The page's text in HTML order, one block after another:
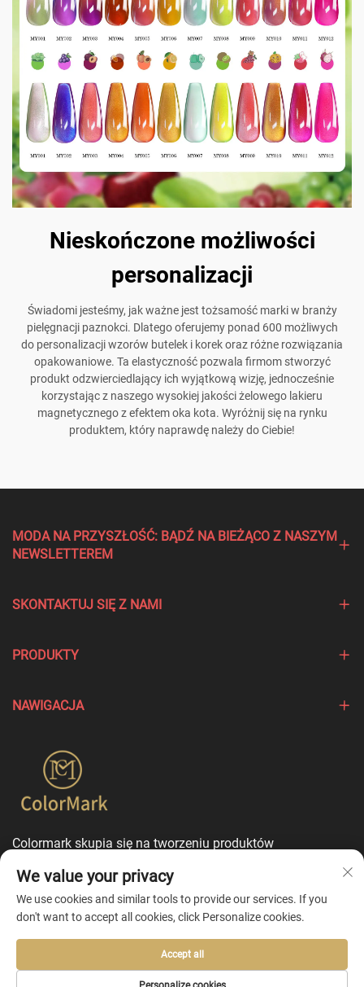
Nieskończone możliwości
personalizacji
Świadomi jesteśmy, jak ważne jest tożsamość marki w branży
pielęgnacji paznokci. Dlatego oferujemy ponad 600 możliwych
do personalizacji wzorów butelek i korek oraz różne rozwiązania
opakowaniowe. Ta elastyczność pozwala firmom stworzyć
produkt odzwierciedlający ich wyjątkową wizję, jednocześnie
korzystając z naszego wysokiej jakości żelowego lakieru
magnetycznego z efektem oka kota. Wyróżnij się na rynku
produktem, który naprawdę należy do Ciebie!
MODA NA PRZYSZŁOŚĆ: BĄDŹ NA BIEŻĄCO Z NASZYM
NEWSLETTEREM
SKONTAKTUJ SIĘ Z NAMI
PRODUKTY
NAWIGACJA
Colormark skupia się na tworzeniu produktów
usługi dostosowania w trybie jednego punktu
kontaktowego.
Copyright © 2026 by Ningbo Colormark Cosmetics Co., Ltd. -
We value your privacy
We use cookies and similar tools to provide our services. If you
don't want to accept all cookies, click Personalize cookies.
Accept all